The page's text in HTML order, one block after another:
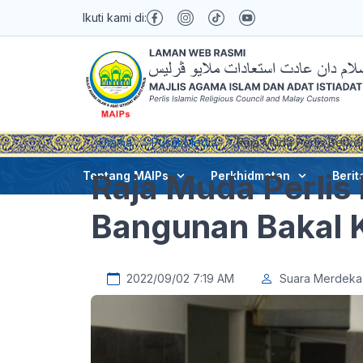
Ikuti kami di:
Tentang MAIPs Perkhidmatan
Utama Pusat Media Raja Muda Perlis
Raja Muda
Bangunan Bakal
2022/09/02 7:19 AM Suara Merdeka